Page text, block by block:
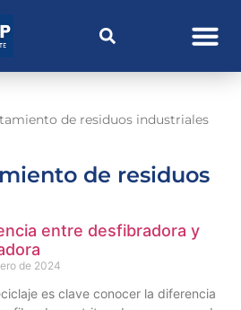
de residuos industriales
de residuos
entre desfibradora y
de 2024
es clave conocer la diferencia